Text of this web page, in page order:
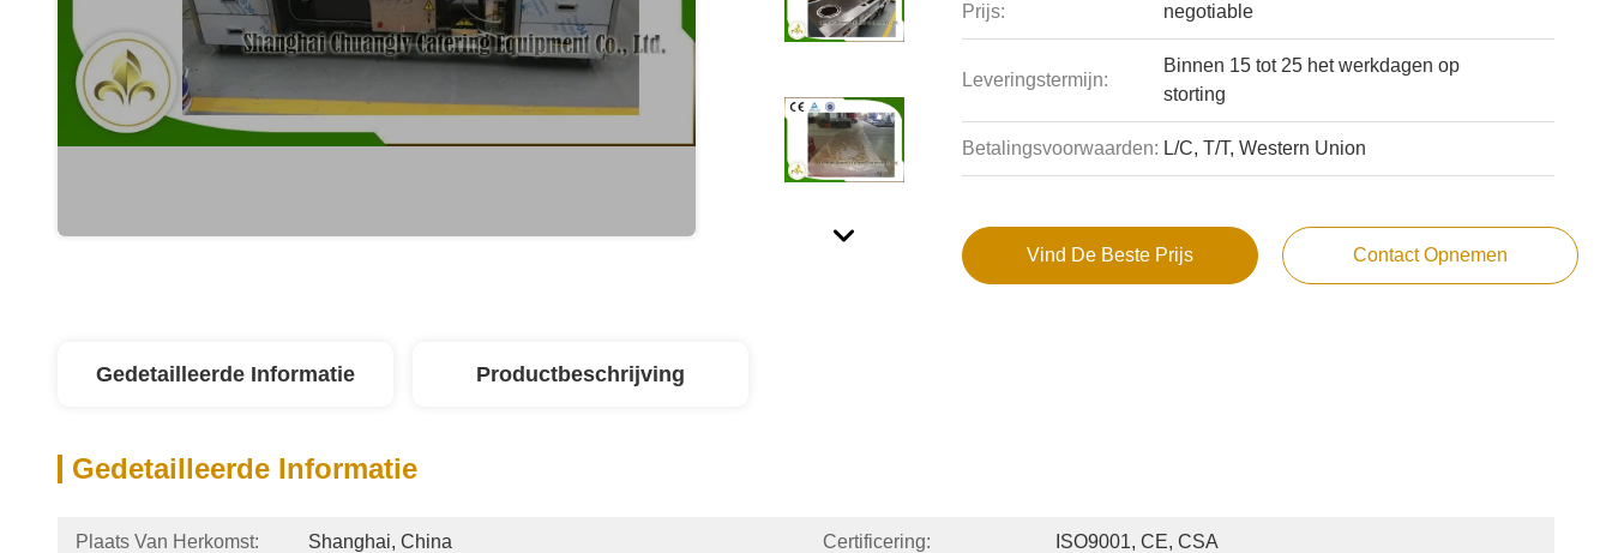
Prijs: negotiable
Leveringstermijn:
Binnen 15 tot 25 het werkdagen op
storting
Betalingsvoorwaarden: L/C, T/T, Western Union
Vind De Beste Prijs Contact Opnemen
Gedetailleerde Informatie Productbeschrijving
Gedetailleerde Informatie
Plaats Van Herkomst: Shanghai, China Certificering: ISO9001, CE, CSA